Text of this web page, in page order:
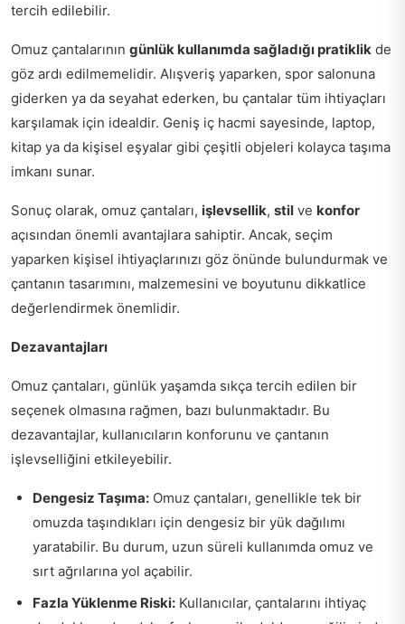
tercih edilebilir.
Omuz çantalarının günlük kullanımda sağladığı pratiklik de
göz ardı edilmemelidir. Alışveriş yaparken, spor salonuna
giderken ya da seyahat ederken, bu çantalar tüm ihtiyaçları
karşılamak için idealdir. Geniş iç hacmi sayesinde, laptop,
kitap ya da kişisel eşyalar gibi çeşitli objeleri kolayca taşıma
imkanı sunar.
Sonuç olarak, omuz çantaları, işlevsellik, stil ve konfor
açısından önemli avantajlara sahiptir. Ancak, seçim
yaparken kişisel ihtiyaçlarınızı göz önünde bulundurmak ve
çantanın tasarımını, malzemesini ve boyutunu dikkatlice
değerlendirmek önemlidir.
Dezavantajları
Omuz çantaları, günlük yaşamda sıkça tercih edilen bir
seçenek olmasına rağmen, bazı bulunmaktadır. Bu
dezavantajlar, kullanıcıların konforunu ve çantanın
işlevselliğini etkileyebilir.
Dengesiz Taşıma: Omuz çantaları, genellikle tek bir
omuzda taşındıkları için dengesiz bir yük dağılımı
yaratabilir. Bu durum, uzun süreli kullanımda omuz ve
sırt ağrılarına yol açabilir.
Fazla Yüklenme Riski: Kullanıcılar, çantalarını ihtiyaç